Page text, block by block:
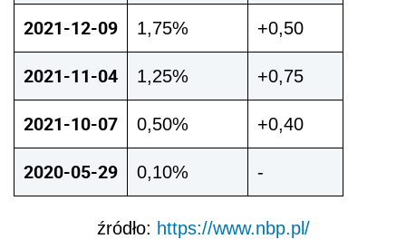
2021-12-09 1,75% +0,50
2021-11-04 1,25% +0,75
2021-10-07 0,50% +0,40
2020-05-29 0,10% -
źródło: https://www.nbp.pl/